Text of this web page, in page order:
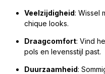
Veelzijdigheid: Wissel
chique looks.
Draagcomfort: Vind
pols en levensstijl past.
Duurzaamheid: